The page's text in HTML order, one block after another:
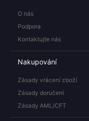
O nás
Podpora
Kontaktujte nás
Nakupování
Zásady vrácení zboží
Zásady doručení
Zásady AML/CFT